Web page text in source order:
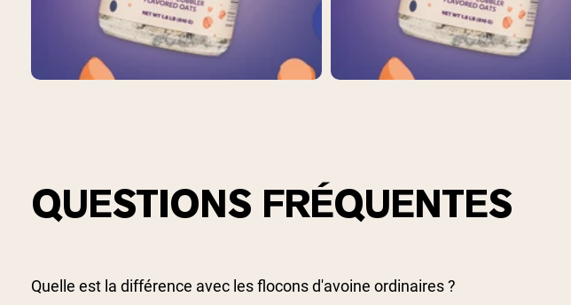
QUESTIONS FRÉQUENTES
Quelle est la différence avec les flocons d'avoine ordinaires ?